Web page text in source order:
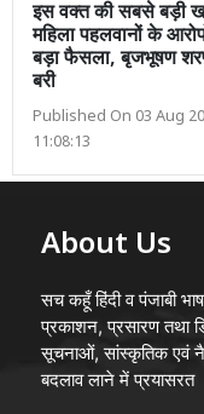
इस वक्त की सबसे बड़ी
महिला पहलवानों के
बड़ा फैसला, बृजभूषण
बरी
Published On 03 Aug
11:08:13
About Us
सच कहूँ हिंदी व पंजाबी
प्रकाशन, प्रसारण तथा
सूचनाओं, सांस्कृतिक एवं
बदलाव लाने में प्रयासरत